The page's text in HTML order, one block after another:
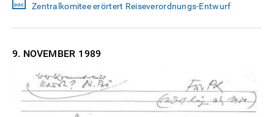
Zentralkomitee erörtert Reiseverordnungs-Entwurf
9. NOVEMBER 1989